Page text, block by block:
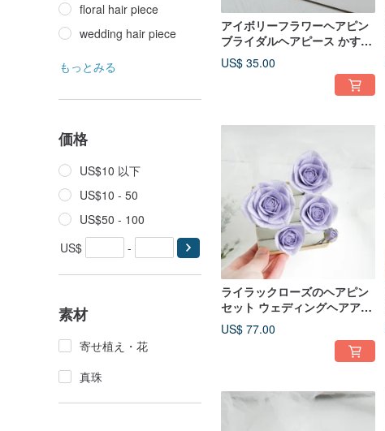
floral hair piece
wedding hair piece
もっとみる
価格
US$10 以下
US$10 - 50
US$50 - 100
US$
-
素材
寄せ植え・花
真珠
アイボリーフラワーヘアピン
ブライダルヘアピース かすみ
草とアジサイのクリップ
US$ 35.00
ライラックローズのヘアピン
セット ウェディングヘアアク
セサリー ブライダル用フロー
ラルヘッドピース
US$ 77.00